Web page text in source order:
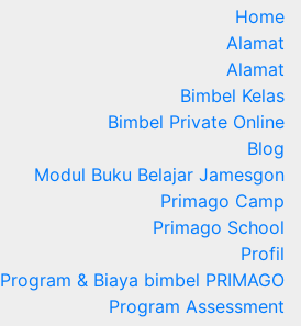
Home
Alamat
Alamat
Bimbel Kelas
Bimbel Private Online
Blog
Modul Buku Belajar Jamesgon
Primago Camp
Primago School
Profil
Program & Biaya bimbel PRIMAGO
Program Assessment